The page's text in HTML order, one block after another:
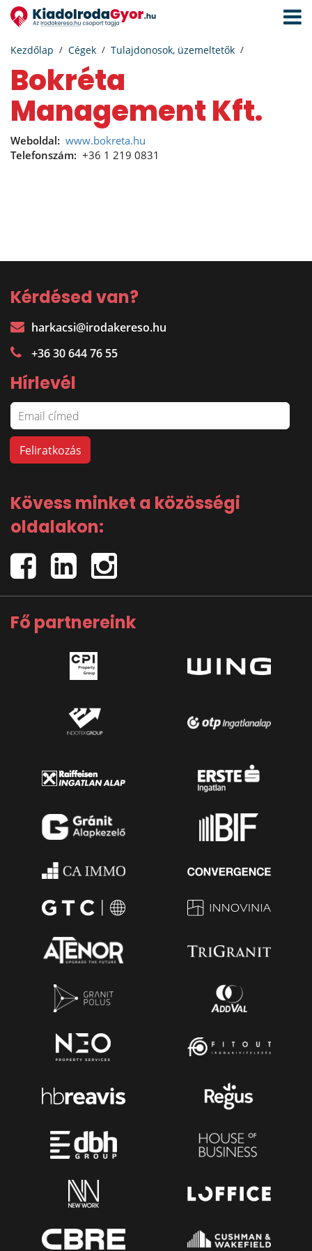
Kezdőlap Cégek Tulajdonosok, üzemeltetők
Bokréta
Management Kft.
Weboldal: www.bokreta.hu
Telefonszám: +36 1 219 0831
Kérdésed van?
harkacsi@irodakereso.hu
+36 30 644 76 55
Hírlevél
Kövess minket a közösségi
oldalakon:
Fő partnereink